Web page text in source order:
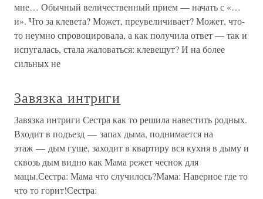
мне… Обычный величественный прием — начать с «…
и». Что за клевета? Может, преувеличивает? Может, что-
то неумно спровоцировала, а как получила ответ — так и
испугалась, стала жаловаться: клевещут? И на более
сильных не
Завязка интриги
Завязка интриги Сестра как то решила навестить родных.
Входит в подъезд — запах дыма, поднимается на
этаж — дым гуще, заходит в квартиру вся кухня в дыму и
сквозь дым видно как Мама режет чеснок для
мацы.Сестра: Мама что случилось?Мама: Наверное где то
что то горит!Сестра: